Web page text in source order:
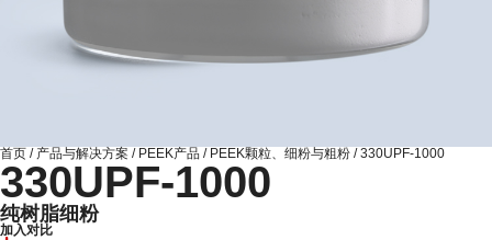
首页 / 产品与解决方案 / PEEK产品 / PEEK颗粒、细粉与粗粉 /330UPF-1000
330UPF-1000
纯树脂细粉
加入对比